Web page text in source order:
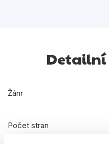
Detailní
Žánr
Počet stran